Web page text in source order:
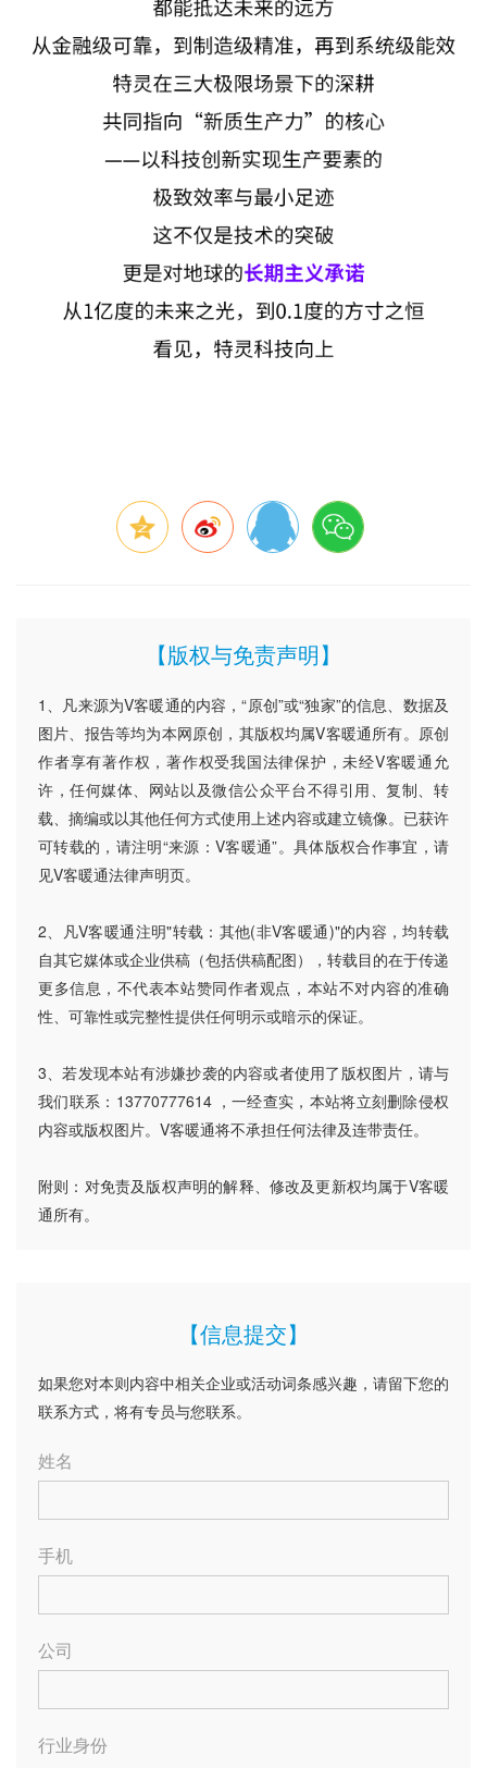
【版权与免责声明】
1、凡来源为V客暖通的内容，“原创”或“独家”的信息、数据及
图片、报告等均为本网原创，其版权均属V客暖通所有。原创
作者享有著作权，著作权受我国法律保护，未经V客暖通允
许，任何媒体、网站以及微信公众平台不得引用、复制、转
载、摘编或以其他任何方式使用上述内容或建立镜像。已获许
可转载的，请注明“来源：V客暖通”。具体版权合作事宜，请
见V客暖通法律声明页。
2、凡V客暖通注明"转载：其他(非V客暖通)"的内容，均转载
自其它媒体或企业供稿（包括供稿配图），转载目的在于传递
更多信息，不代表本站赞同作者观点，本站不对内容的准确
性、可靠性或完整性提供任何明示或暗示的保证。
3、若发现本站有涉嫌抄袭的内容或者使用了版权图片，请与
我们联系：13770777614 ，一经查实，本站将立刻删除侵权
内容或版权图片。V客暖通将不承担任何法律及连带责任。
附则：对免责及版权声明的解释、修改及更新权均属于V客暖
通所有。